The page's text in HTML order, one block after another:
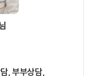
, 부부상담,